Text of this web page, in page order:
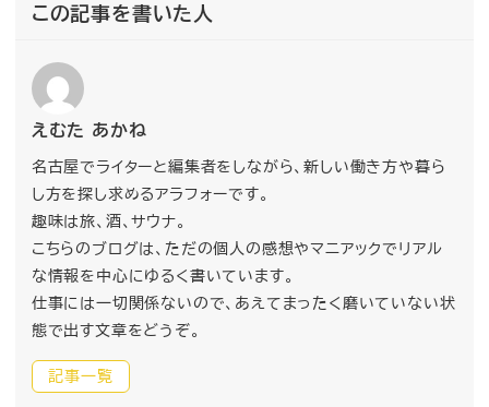
この記事を書いた人
えむた あかね
名古屋でライターと編集者をしながら、新しい働き方や暮ら
し方を探し求めるアラフォーです。
趣味は旅、酒、サウナ。
こちらのブログは、ただの個人の感想やマニアックでリアル
な情報を中心にゆるく書いています。
仕事には一切関係ないので、あえてまったく磨いていない状
態で出す文章をどうぞ。
記事一覧